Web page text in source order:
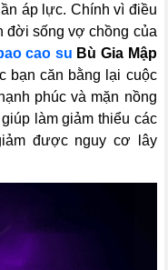
áp lực. Chính vì điều
đời sống vợ chồng của
cao su Bù Gia Mập
bạn căn bằng lại cuộc
phúc và mặn nồng
làm giảm thiểu các
được nguy cơ lây